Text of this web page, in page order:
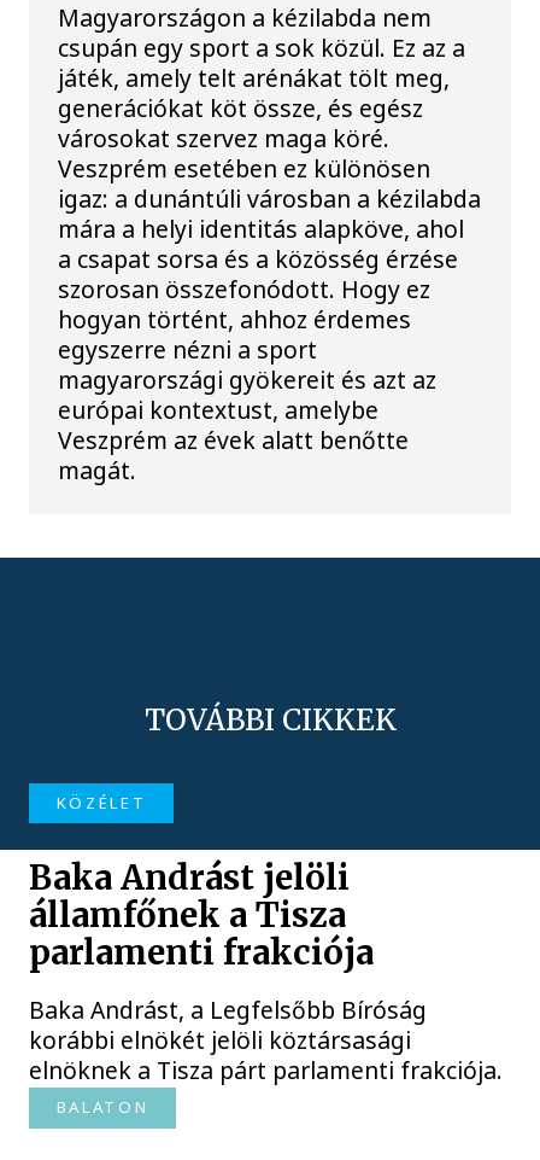
Magyarországon a kézilabda nem
csupán egy sport a sok közül. Ez az a
játék, amely telt arénákat tölt meg,
generációkat köt össze, és egész
városokat szervez maga köré.
Veszprém esetében ez különösen
igaz: a dunántúli városban a kézilabda
mára a helyi identitás alapköve, ahol
a csapat sorsa és a közösség érzése
szorosan összefonódott. Hogy ez
hogyan történt, ahhoz érdemes
egyszerre nézni a sport
magyarországi gyökereit és azt az
európai kontextust, amelybe
Veszprém az évek alatt benőtte
magát.
TOVÁBBI CIKKEK
KÖZÉLET
Baka Andrást jelöli
államfőnek a Tisza
parlamenti frakciója
Baka Andrást, a Legfelsőbb Bíróság
korábbi elnökét jelöli köztársasági
elnöknek a Tisza párt parlamenti frakciója.
BALATON